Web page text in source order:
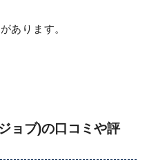
あります。
ョブ)の口コミや評